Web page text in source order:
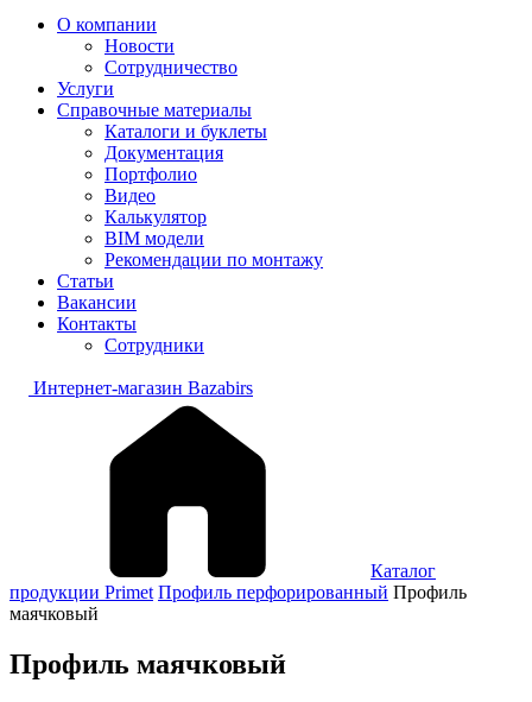
О компании
Новости
Сотрудничество
Услуги
Справочные материалы
Каталоги и буклеты
Документация
Портфолио
Видео
Калькулятор
BIM модели
Рекомендации по монтажу
Статьи
Вакансии
Контакты
Сотрудники
Интернет-магазин Bazabirs
Каталог
продукции Primet Профиль перфорированный Профиль
маячковый
Профиль маячковый